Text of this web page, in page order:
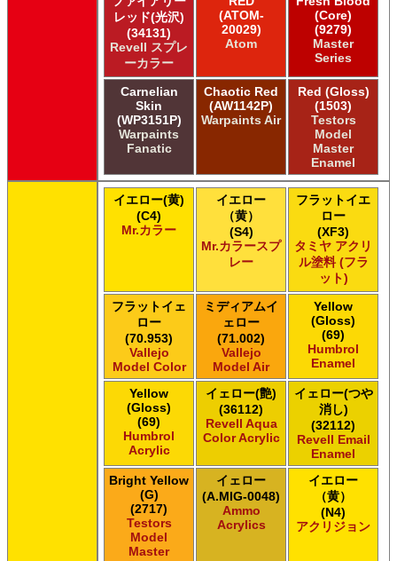
レッド(光沢)
(34131)
Revell スプレ
ーカラー
(ATOM-
20029)
Atom
(Core)
(9279)
Master
Series
Carnelian
Skin
(WP3151P)
Warpaints
Fanatic
Chaotic Red
(AW1142P)
Warpaints Air
Red (Gloss)
(1503)
Testors
Model
Master
Enamel
イエロー(黄)
(C4)
Mr.カラー
イエロー
（黄）
(S4)
Mr.カラースプ
レー
フラットイエ
ロー
(XF3)
タミヤ アクリ
ル塗料 (フラ
ット)
フラットイェ
ロー
(70.953)
Vallejo
Model Color
ミディアムイ
ェロー
(71.002)
Vallejo
Model Air
Yellow
(Gloss)
(69)
Humbrol
Enamel
Yellow
(Gloss)
(69)
Humbrol
Acrylic
イェロー(艶)
(36112)
Revell Aqua
Color Acrylic
イェロー(つや
消し)
(32112)
Revell Email
Enamel
Bright Yellow
(G)
(2717)
Testors
Model
Master
イェロー
(A.MIG-0048)
Ammo
Acrylics
イエロー
（黄）
(N4)
アクリジョン